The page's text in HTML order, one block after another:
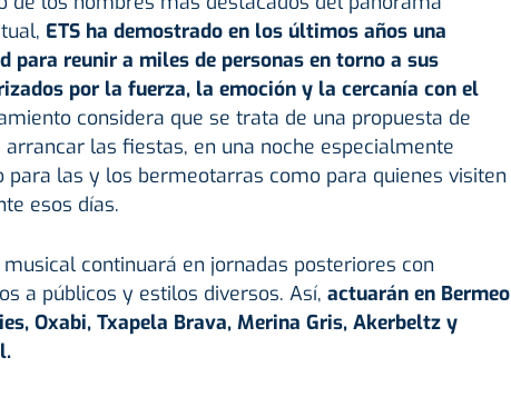
ETS ha demostrado en los últimos años una
para reunir a miles de personas en torno a sus
por la fuerza, la emoción y la cercanía con el
considera que se trata de una propuesta de
las fiestas, en una noche especialmente
para las y los bermeotarras como para quienes visiten
esos días.
continuará en jornadas posteriores con
a públicos y estilos diversos. Así, actuarán en Bermeo
Oxabi, Txapela Brava, Merina Gris, Akerbeltz y